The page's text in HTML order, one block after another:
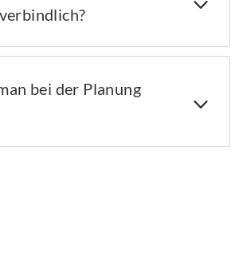
bei der Planung